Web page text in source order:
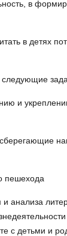
в
в детях
и
пешехода
и анализа
с детьми и